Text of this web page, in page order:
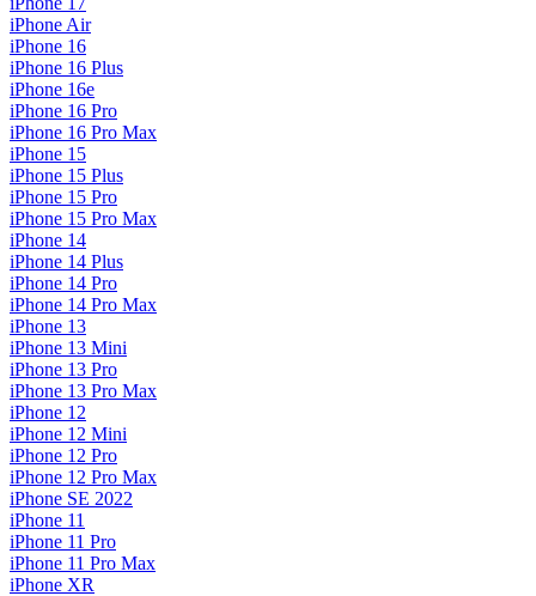
iPhone Air
iPhone 16
iPhone 16 Plus
iPhone 16e
iPhone 16 Pro
iPhone 16 Pro Max
iPhone 15
iPhone 15 Plus
iPhone 15 Pro
iPhone 15 Pro Max
iPhone 14
iPhone 14 Plus
iPhone 14 Pro
iPhone 14 Pro Max
iPhone 13
iPhone 13 Mini
iPhone 13 Pro
iPhone 13 Pro Max
iPhone 12
iPhone 12 Mini
iPhone 12 Pro
iPhone 12 Pro Max
iPhone SE 2022
iPhone 11
iPhone 11 Pro
iPhone 11 Pro Max
iPhone XR